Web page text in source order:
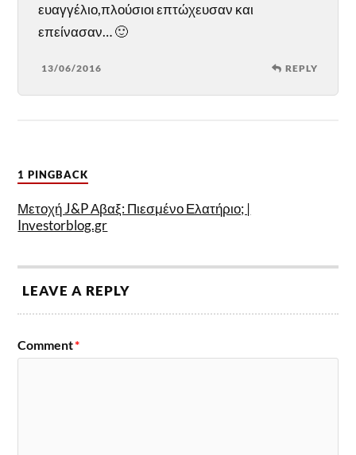
ευαγγέλιο,πλούσιοι επτώχευσαν και
επείνασαν… 🙂
13/06/2016 REPLY
1 PINGBACK
Μετοχή J&P Αβαξ: Πιεσμένο Ελατήριο; |
Investorblog.gr
LEAVE A REPLY
Comment*